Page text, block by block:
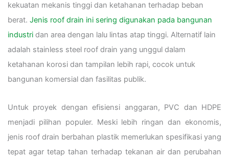
kekuatan mekanis tinggi dan ketahanan terhadap beban
berat. Jenis roof drain ini sering digunakan pada bangunan
industri dan area dengan lalu lintas atap tinggi. Alternatif lain
adalah stainless steel roof drain yang unggul dalam
ketahanan korosi dan tampilan lebih rapi, cocok untuk
bangunan komersial dan fasilitas publik.
Untuk proyek dengan efisiensi anggaran, PVC dan HDPE
menjadi pilihan populer. Meski lebih ringan dan ekonomis,
jenis roof drain berbahan plastik memerlukan spesifikasi yang
tepat agar tetap tahan terhadap tekanan air dan perubahan